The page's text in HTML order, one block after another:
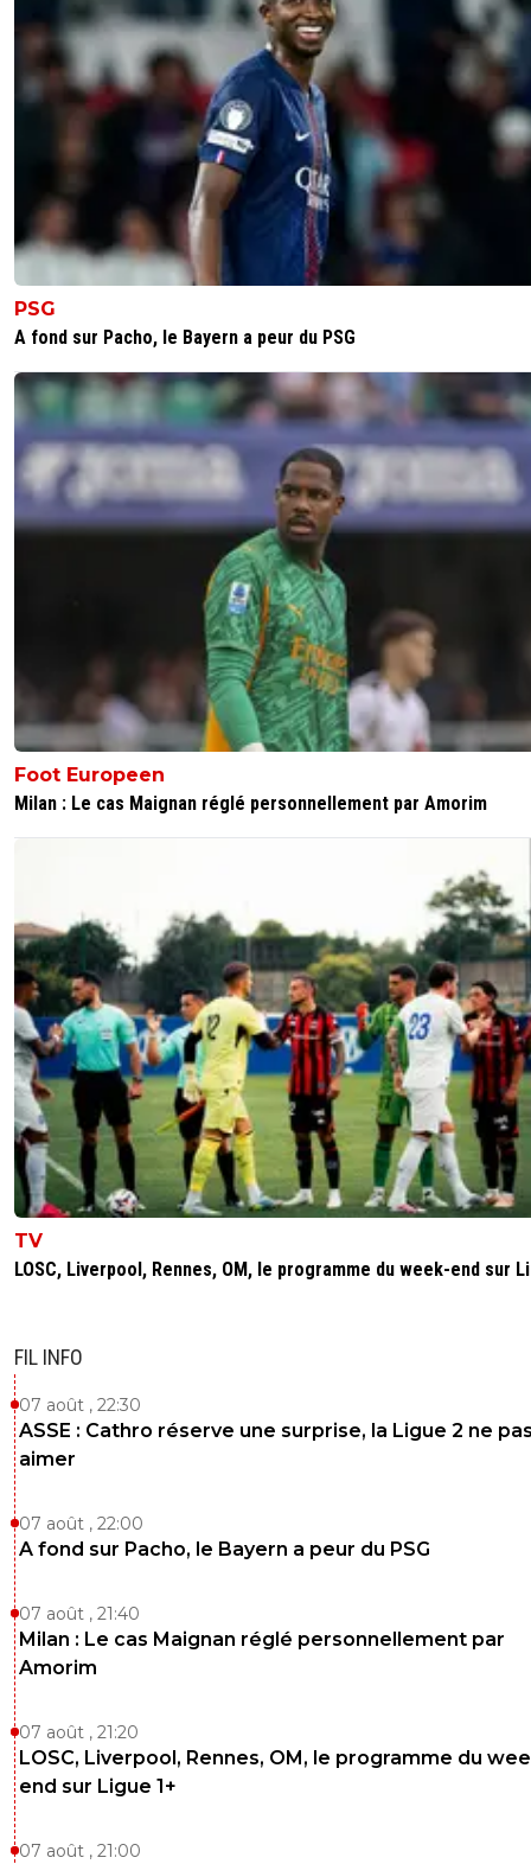
PSG
A fond sur Pacho, le Bayern a peur du PSG
Foot Europeen
Milan : Le cas Maignan réglé personnellement par Amorim
TV
LOSC, Liverpool, Rennes, OM, le programme du week-end sur
FIL INFO
07 août , 22:30
ASSE : Cathro réserve une surprise, la Ligue 2 ne
aimer
07 août , 22:00
A fond sur Pacho, le Bayern a peur du PSG
07 août , 21:40
Milan : Le cas Maignan réglé personnellement par
Amorim
07 août , 21:20
LOSC, Liverpool, Rennes, OM, le programme du
end sur Ligue 1+
07 août , 21:00